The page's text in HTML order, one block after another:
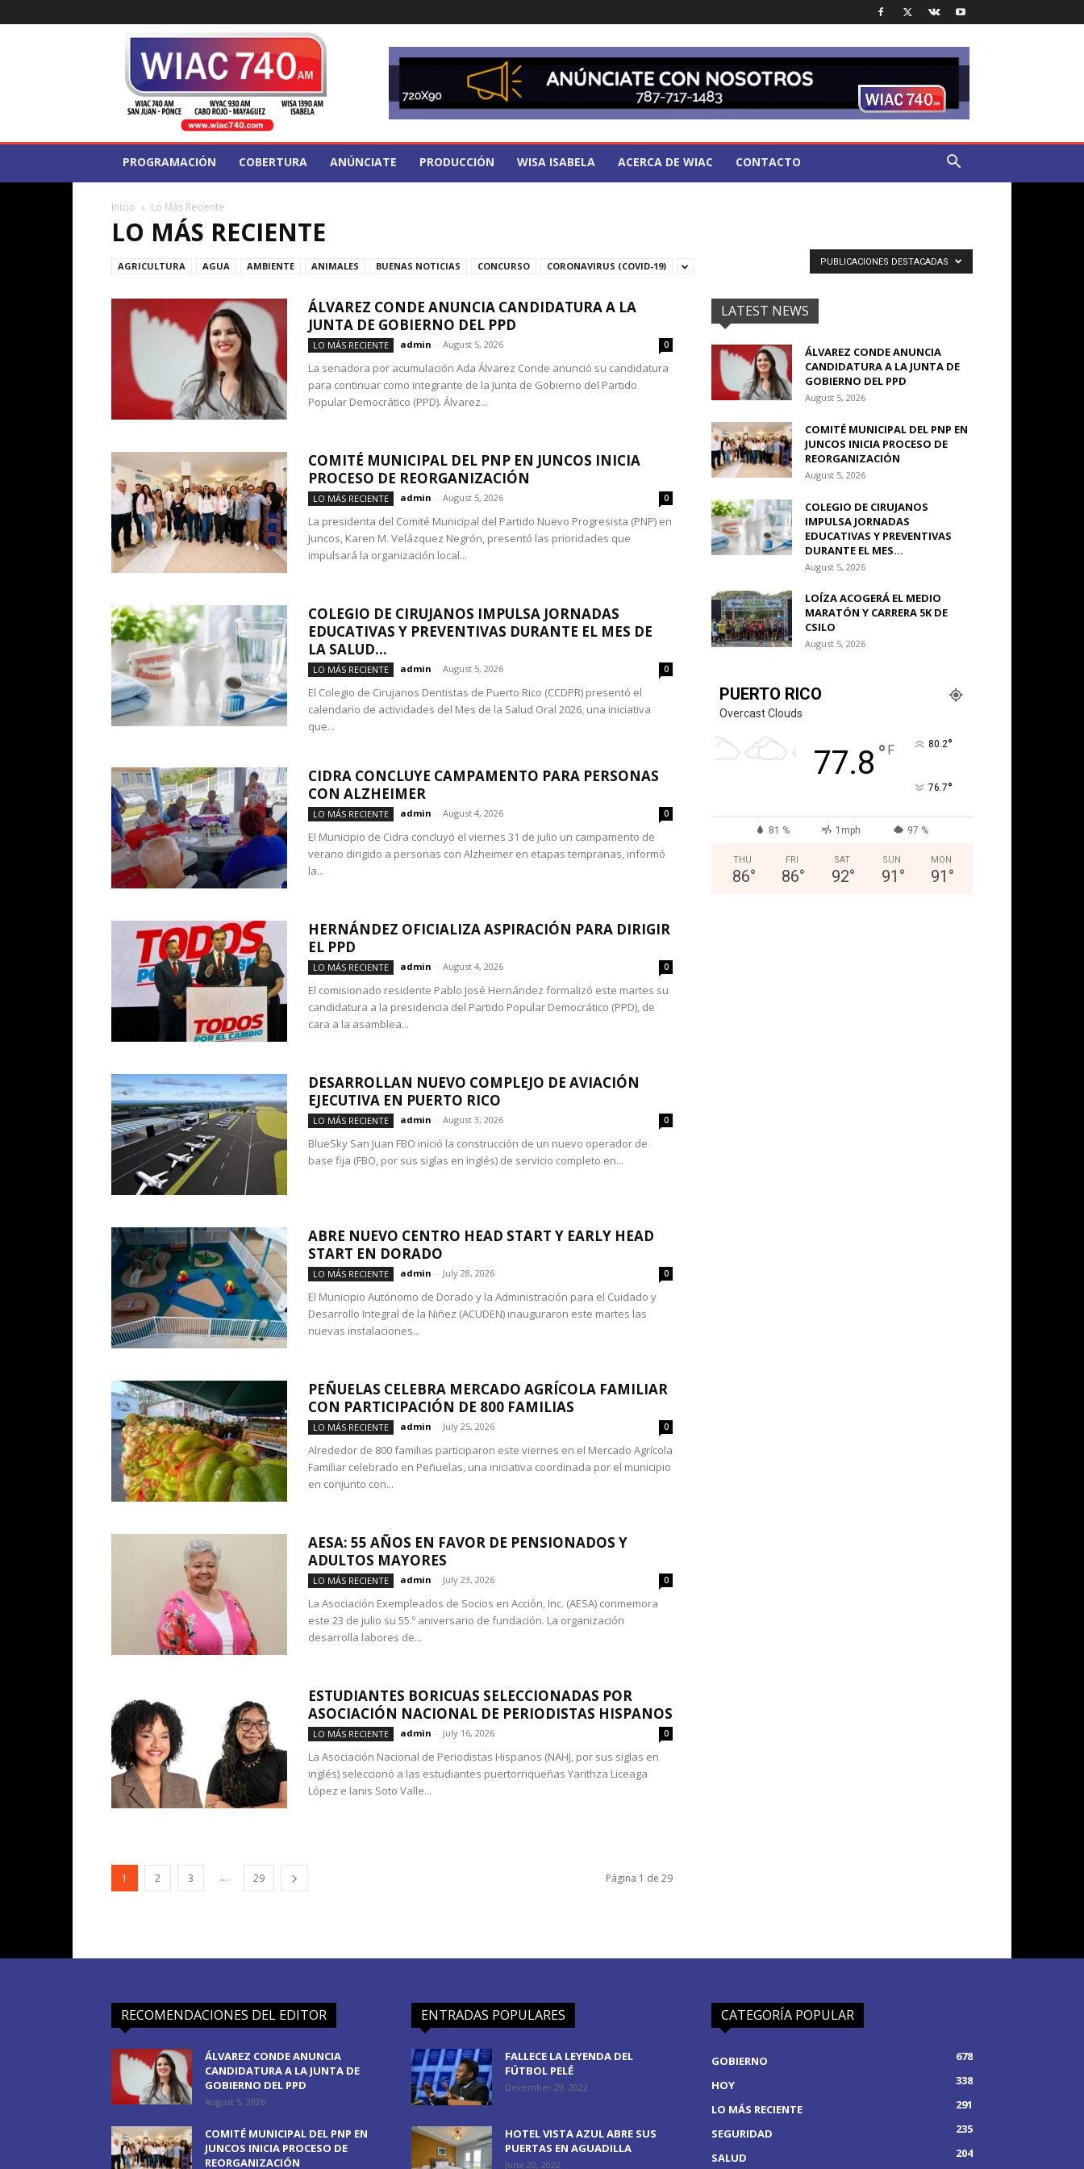
PROGRAMACIÓN COBERTURA ANÚNCIATE PRODUCCIÓN WISA ISABELA ACERCA DE WIAC CONTACTO
Inicio Lo Más Reciente
LO MÁS RECIENTE
AGRICULTURA AGUA AMBIENTE ANIMALES BUENAS NOTICIAS CONCURSO CORONAVIRUS (COVID-19) PUBLICACIONES DESTACADAS
ÁLVAREZ CONDE ANUNCIA CANDIDATURA A LA
JUNTA DE GOBIERNO DEL PPD
LO MÁS RECIENTE admin - August 5, 2026 0
La senadora por acumulación Ada Álvarez Conde anunció su candidatura
para continuar como integrante de la Junta de Gobierno del Partido
Popular Democrático (PPD). Álvarez...
COMITÉ MUNICIPAL DEL PNP EN JUNCOS INICIA
PROCESO DE REORGANIZACIÓN
LO MÁS RECIENTE admin - August 5, 2026 0
La presidenta del Comité Municipal del Partido Nuevo Progresista (PNP) en
Juncos, Karen M. Velázquez Negrón, presentó las prioridades que
impulsará la organización local...
COLEGIO DE CIRUJANOS IMPULSA JORNADAS
EDUCATIVAS Y PREVENTIVAS DURANTE EL MES DE
LA SALUD...
LO MÁS RECIENTE admin - August 5, 2026 0
El Colegio de Cirujanos Dentistas de Puerto Rico (CCDPR) presentó el
calendario de actividades del Mes de la Salud Oral 2026, una iniciativa
que...
CIDRA CONCLUYE CAMPAMENTO PARA PERSONAS
CON ALZHEIMER
LO MÁS RECIENTE admin - August 4, 2026 0
El Municipio de Cidra concluyó el viernes 31 de julio un campamento de
verano dirigido a personas con Alzheimer en etapas tempranas, informó
la...
HERNÁNDEZ OFICIALIZA ASPIRACIÓN PARA DIRIGIR
EL PPD
LO MÁS RECIENTE admin - August 4, 2026 0
El comisionado residente Pablo José Hernández formalizó este martes su
candidatura a la presidencia del Partido Popular Democrático (PPD), de
cara a la asamblea...
DESARROLLAN NUEVO COMPLEJO DE AVIACIÓN
EJECUTIVA EN PUERTO RICO
LO MÁS RECIENTE admin - August 3, 2026 0
BlueSky San Juan FBO inició la construcción de un nuevo operador de
base fija (FBO, por sus siglas en inglés) de servicio completo en...
ABRE NUEVO CENTRO HEAD START Y EARLY HEAD
START EN DORADO
LO MÁS RECIENTE admin - July 28, 2026 0
El Municipio Autónomo de Dorado y la Administración para el Cuidado y
Desarrollo Integral de la Niñez (ACUDEN) inauguraron este martes las
nuevas instalaciones...
PEÑUELAS CELEBRA MERCADO AGRÍCOLA FAMILIAR
CON PARTICIPACIÓN DE 800 FAMILIAS
LO MÁS RECIENTE admin - July 25, 2026 0
Alrededor de 800 familias participaron este viernes en el Mercado Agrícola
Familiar celebrado en Peñuelas, una iniciativa coordinada por el municipio
en conjunto con...
AESA: 55 AÑOS EN FAVOR DE PENSIONADOS Y
ADULTOS MAYORES
LO MÁS RECIENTE admin - July 23, 2026 0
La Asociación Exempleados de Socios en Acción, Inc. (AESA) conmemora
este 23 de julio su 55.º aniversario de fundación. La organización
desarrolla labores de...
ESTUDIANTES BORICUAS SELECCIONADAS POR
ASOCIACIÓN NACIONAL DE PERIODISTAS HISPANOS
LO MÁS RECIENTE admin - July 16, 2026 0
La Asociación Nacional de Periodistas Hispanos (NAHJ, por sus siglas en
inglés) seleccionó a las estudiantes puertorriqueñas Yarithza Liceaga
López e Ianis Soto Valle...
1 2 3 ... 29 Página 1 de 29
LATEST NEWS
ÁLVAREZ CONDE ANUNCIA
CANDIDATURA A LA JUNTA DE
GOBIERNO DEL PPD
August 5, 2026
COMITÉ MUNICIPAL DEL PNP EN
JUNCOS INICIA PROCESO DE
REORGANIZACIÓN
August 5, 2026
COLEGIO DE CIRUJANOS
IMPULSA JORNADAS
EDUCATIVAS Y PREVENTIVAS
DURANTE EL MES...
August 5, 2026
LOÍZA ACOGERÁ EL MEDIO
MARATÓN Y CARRERA 5K DE
CSILO
August 5, 2026
PUERTO RICO
Overcast Clouds
77.8 ° F 80.2°
76.7°
81 % 1mph 97 %
THU
86°
FRI
86°
SAT
92°
SUN
91 °
MON
91 °
RECOMENDACIONES DEL EDITOR
ÁLVAREZ CONDE ANUNCIA
CANDIDATURA A LA JUNTA DE
GOBIERNO DEL PPD
August 5, 2026
COMITÉ MUNICIPAL DEL PNP EN
JUNCOS INICIA PROCESO DE
REORGANIZACIÓN
ENTRADAS POPULARES
FALLECE LA LEYENDA DEL
FÚTBOL PELÉ
December 29, 2022
HOTEL VISTA AZUL ABRE SUS
PUERTAS EN AGUADILLA
June 20, 2022
CATEGORÍA POPULAR
GOBIERNO
678
HOY
338
LO MÁS RECIENTE
291
SEGURIDAD
235
SALUD
204